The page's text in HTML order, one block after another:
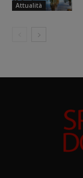
Attualità